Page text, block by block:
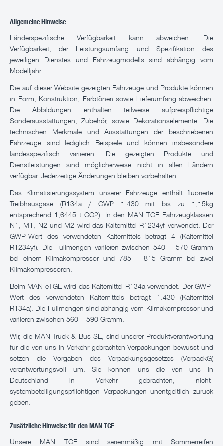
Allgemeine Hinweise
Länderspezifische Verfügbarkeit kann abweichen. Die
Verfügbarkeit, der Leistungsumfang und Spezifikation des
jeweiligen Dienstes und Fahrzeugmodells sind abhängig vom
Modelljahr.
Die auf dieser Website gezeigten Fahrzeuge und Produkte können
in Form, Konstruktion, Farbtönen sowie Lieferumfang abweichen.
Die Abbildungen enthalten teilweise aufpreispflichtige
Sonderausstattungen, Zubehör, sowie Dekorationselemente. Die
technischen Merkmale und Ausstattungen der beschriebenen
Fahrzeuge sind lediglich Beispiele und können insbesondere
landesspezifisch variieren. Die gezeigten Produkte und
Dienstleistungen sind möglicherweise nicht in allen Ländern
verfügbar. Jederzeitige Änderungen bleiben vorbehalten.
Das Klimatisierungssystem unserer Fahrzeuge enthält fluorierte
Treibhausgase (R134a / GWP 1.430 mit bis zu 1,15kg
entsprechend 1,6445 t CO2). In den MAN TGE Fahrzeugklassen
N1, M1, N2 und M2 wird das Kältemittel R1234yf verwendet. Der
GWP-Wert des verwendeten Kältemittels beträgt 4 (Kältemittel
R1234yf). Die Füllmengen variieren zwischen 540 – 570 Gramm
bei einem Klimakompressor und 785 – 815 Gramm bei zwei
Klimakompressoren.
Beim MAN eTGE wird das Kältemittel R134a verwendet. Der GWP-
Wert des verwendeten Kältemittels beträgt 1.430 (Kältemittel
R134a). Die Füllmengen sind abhängig vom Klimakompressor und
variieren zwischen 560 – 590 Gramm.
Wir, die MAN Truck & Bus SE, sind unserer Produktverantwortung
für die von uns in Verkehr gebrachten Verpackungen bewusst und
setzen die Vorgaben des Verpackungsgesetzes (VerpackG)
verantwortungsvoll um. Sie können uns die von uns in
Deutschland in Verkehr gebrachten, nicht-
systembeteiligungspflichtigen Verpackungen unentgeltlich zurück
geben.
Zusätzliche Hinweise für den MAN TGE
Unsere MAN TGE sind serienmäßig mit Sommerreifen